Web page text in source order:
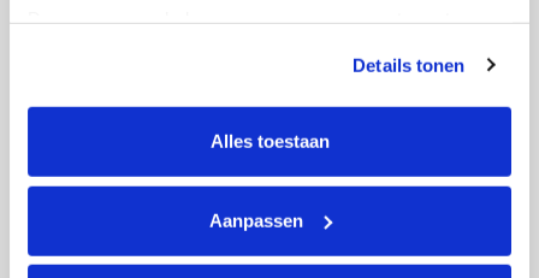
tonen. Je kunt je toestemming op elk moment wijzigen of
intrekken via Cookie instellingen onderaan de pagina. De
lijst met cookies is te vinden in het tabblad “details”.
Details tonen
Alles toestaan
Aanpassen